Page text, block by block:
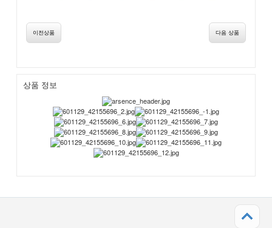
이전상품 다음 상품
상품 정보